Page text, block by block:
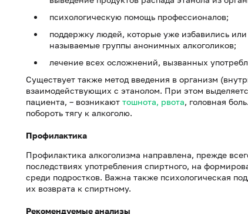
психологическую помощь профессионалов;
поддержку людей, которые уже избавились
называемые группы анонимных алкоголиков;
лечение всех осложнений, вызванных
Существует также метод введения в организм
взаимодействующих с этанолом. При этом
пациента, – возникают тошнота, рвота, головная
побороть тягу к алкоголю.
Профилактика
Профилактика алкоголизма направлена, прежде
последствиях употребления спиртного, на
среди подростков. Важна также психологическая
их возврата к спиртному.
Рекомендуемые анализы